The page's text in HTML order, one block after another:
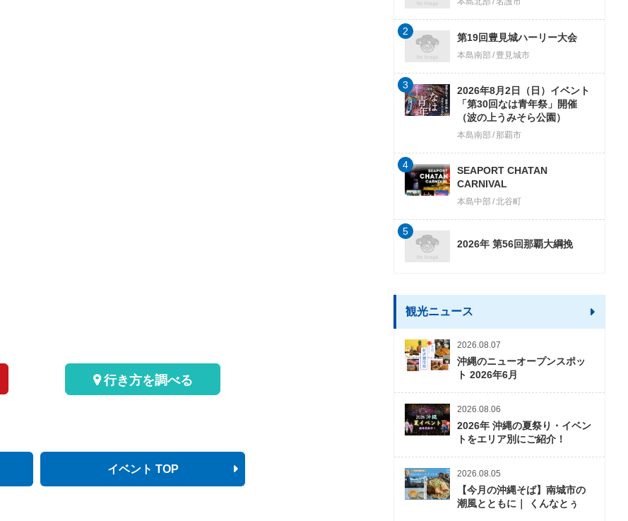
行き方を調べる
イベント TOP
第19回豊見城ハーリー大会
本島南部 豊見城市
2
2026年8月2日（日）イベント
「第30回なは青年祭」開催
（波の上うみそら公園）
本島南部 那覇市
3
SEAPORT CHATAN
CARNIVAL
本島中部 北谷町
4
2026年 第56回那覇大綱挽
5
観光ニュース
2026.08.07
沖縄のニューオープンスポッ
ト 2026年6月
2026.08.06
2026年 沖縄の夏祭り・イベン
トをエリア別にご紹介！
2026.08.05
【今月の沖縄そば】南城市の
潮風とともに｜ くんなとぅ